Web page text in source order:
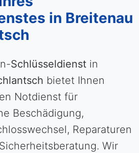
in Breitenau
Schlüsseldienst in
bietet Ihnen
Notdienst für
Beschädigung,
Reparaturen
Wir